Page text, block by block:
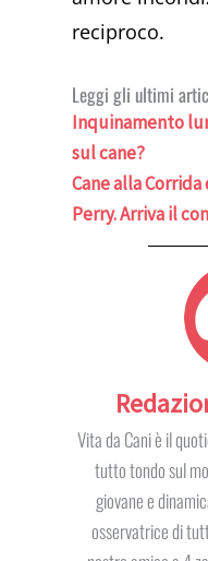
reciproco.
Leggi gli ultimi
Inquinamento
sul cane?
Cane alla
Perry. Arriva il
Vita da Cani è il
tutto tondo sul
giovane e
osservatrice di